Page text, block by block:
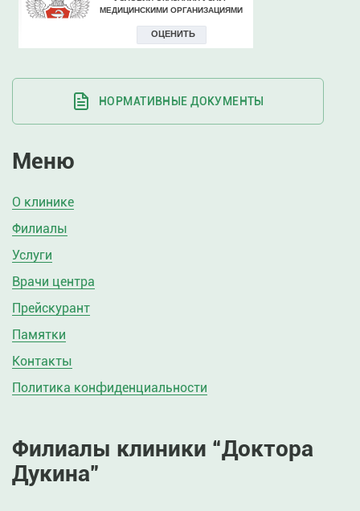
НОРМАТИВНЫЕ ДОКУМЕНТЫ
Меню
О клинике
Филиалы
Услуги
Врачи центра
Прейскурант
Памятки
Контакты
Политика конфиденциальности
Филиалы клиники “Доктора
Дукина”